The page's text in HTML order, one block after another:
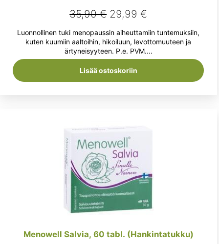
35,90€ Alkuperäinen
hinta
oli:
35,90 €.
29,99€
hinta
on:
29,99 €.
Luonnollinen tuki menopaussin aiheuttamiin tuntemuksiin,
kuten kuumiin aaltoihin, hikoiluun, levottomuuteen ja
ärtyneisyyteen. P.e. PVM....
Lisää ostoskoriin
Menowell Salvia, 60 tabl. (Hankintatukku)